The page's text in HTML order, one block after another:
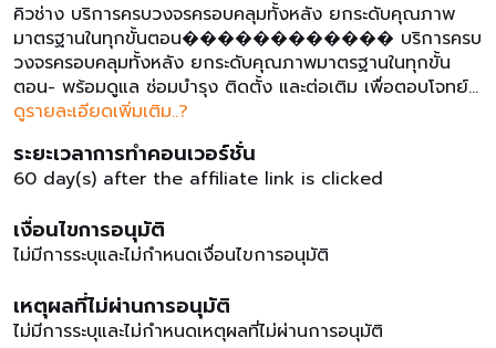
คิวช่าง บริการครบวงจรครอบคลุมทั้งหลัง ยกระดับคุณภาพ
มาตรฐานในทุกขั้นตอน������������ บริการครบ
วงจรครอบคลุมทั้งหลัง ยกระดับคุณภาพมาตรฐานในทุกขั้น
ตอน- พร้อมดูแล ซ่อมบำรุง ติดตั้ง และต่อเติม เพื่อตอบโจทย์
ทุกความต้องการไม่ว่าจะเป็นเรื่องเล็ก เรื่องใหญ่ ให้ทีมช่าง
คุณภาพมากประสบการณ์ของเราจัดการในทุกปัญหา.หากกำลัง
มองหาตัวช่วยดีๆ ช่างคุณภาพมากฝีมือ ไว้ใจ คิวช่าง�� ช่าง
เฉพาะทางมากประสบการณ์�� อุปกรณ์และวัสดุได้คุณภาพ
มาตรฐาน�� นัดหมายทีมช่างตามความสะดวกของลูกค้า��
นำเสนอราคาก่อนใช้บริการ ไม่บวกเพิ่มหน้างาน�� ชำระเงิน
ออนไลน์ง่ายๆ หลากหลายช่องทาง�� มีระบบแจ้งเตือนและ
คอมมิชชั่นบริการล้างเครื่องปรับอากาศแบบติดผนัง ทุก ---
3.5%บริการล้างเครื่องปรับอากาศติดผนัง พร้อมอบโอโซน ---
ดูรายละเอียดเพิ่มเติม..?
ระยะเวลาการทำคอนเวอร์ชั่น
60 day(s) after the affiliate link is clicked
เงื่อนไขการอนุมัติ
ไม่มีการระบุและไม่กำหนดเงื่อนไขการอนุมัติ
เหตุผลที่ไม่ผ่านการอนุมัติ
ไม่มีการระบุและไม่กำหนดเหตุผลที่ไม่ผ่านการอนุมัติ